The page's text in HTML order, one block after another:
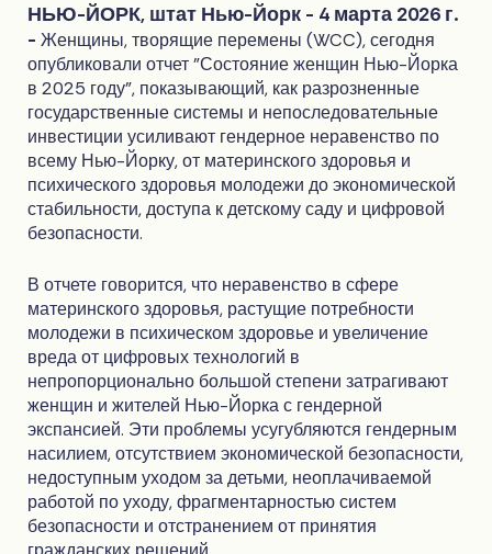
НЬЮ-ЙОРК, штат Нью-Йорк - 4 марта 2026 г.
-Женщины, творящие перемены (WCC), сегодня
опубликовали отчет "Состояние женщин Нью-Йорка
в 2025 году", показывающий, как разрозненные
государственные системы и непоследовательные
инвестиции усиливают гендерное неравенство по
всему Нью-Йорку, от материнского здоровья и
психического здоровья молодежи до экономической
стабильности, доступа к детскому саду и цифровой
безопасности.
В отчете говорится, что неравенство в сфере
материнского здоровья, растущие потребности
молодежи в психическом здоровье и увеличение
вреда от цифровых технологий в
непропорционально большой степени затрагивают
женщин и жителей Нью-Йорка с гендерной
экспансией. Эти проблемы усугубляются гендерным
насилием, отсутствием экономической безопасности,
недоступным уходом за детьми, неоплачиваемой
работой по уходу, фрагментарностью систем
безопасности и отстранением от принятия